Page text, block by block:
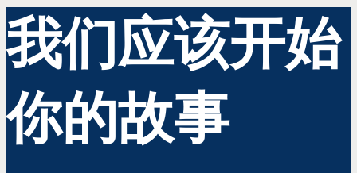
我们应该开始
你的故事